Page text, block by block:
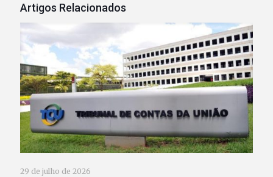
Artigos Relacionados
29 de julho de 2026